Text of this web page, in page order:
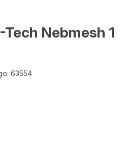
Nebmesh 1
63554